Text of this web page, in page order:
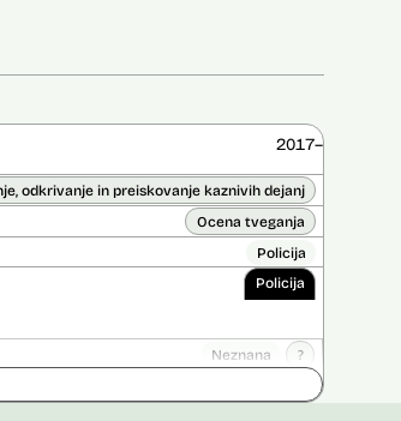
2017–
odkrivanje in preiskovanje kaznivih dejanj
Ocena tveganja
Policija
Policija
Neznana ?